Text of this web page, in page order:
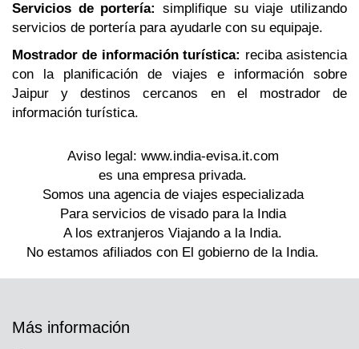
Servicios de portería: simplifique su viaje utilizando
servicios de portería para ayudarle con su equipaje.
Mostrador de información turística: reciba asistencia
con la planificación de viajes e información sobre
Jaipur y destinos cercanos en el mostrador de
información turística.
Más información